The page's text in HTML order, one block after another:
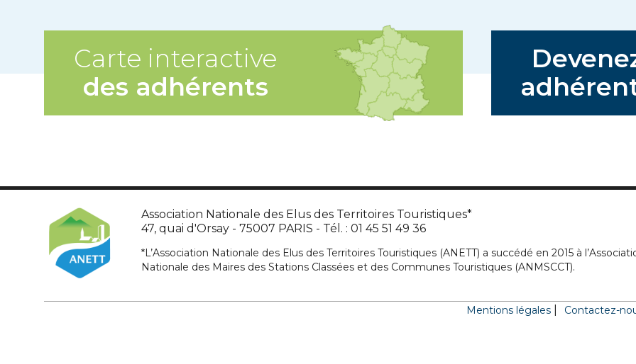
Carte interactive
des adhérents
Association Nationale des Elus des Territoires Touristiques*
47, quai d'Orsay - 75007 PARIS - Tél. : 01 45 51 49 36
*L’Association Nationale des Elus des Territoires Touristiques (ANETT) a succédé en 2015 à
Nationale des Maires des Stations Classées et des Communes Touristiques (ANMSCCT).
Mentions légales Contactez-